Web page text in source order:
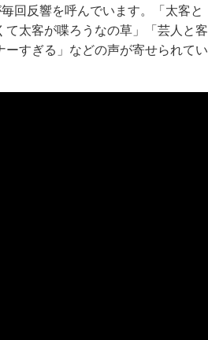
回反響を呼んでいます。「太客と
太客が喋ろうなの草」「芸人と客
すぎる」などの声が寄せられてい